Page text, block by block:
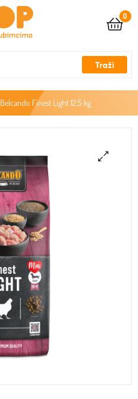
0
Traži
Belcando Finest Light 12,5 kg